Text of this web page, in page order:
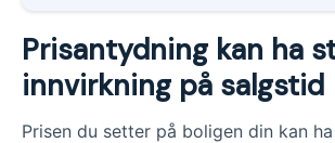
Prisantydning kan ha
innvirkning på salgstid
Prisen du setter på boligen din kan